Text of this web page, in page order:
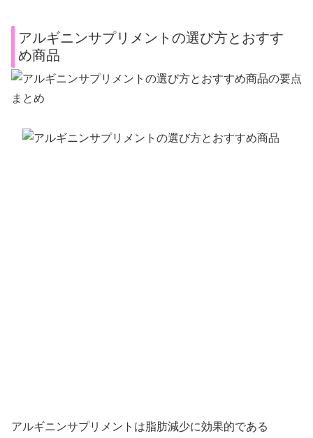
アルギニンサプリメントの選び方とおすす
め商品
アルギニンサプリメントは脂肪減少に効果的である